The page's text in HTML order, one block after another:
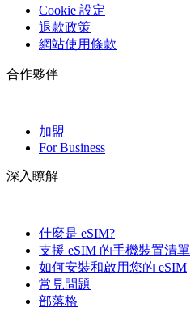
Cookie 設定
退款政策
網站使用條款
合作夥伴
加盟
For Business
深入瞭解
什麼是 eSIM?
支援 eSIM 的手機裝置清單
如何安裝和啟用您的 eSIM
常見問題
部落格